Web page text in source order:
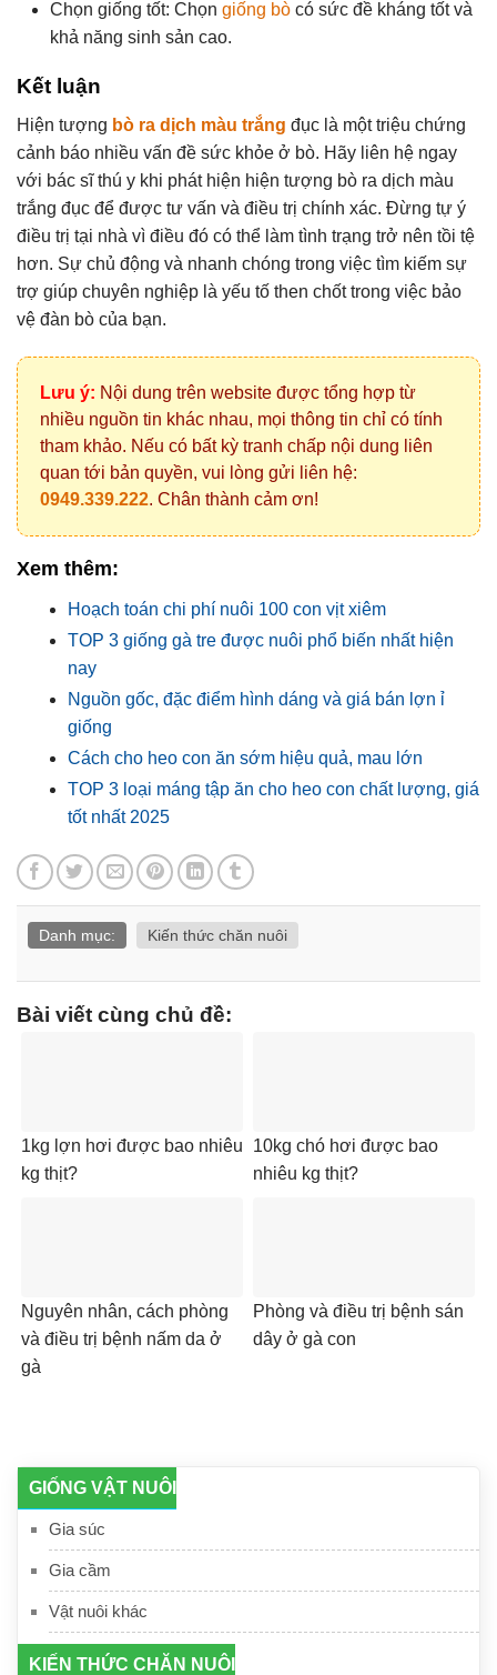
GIỐNG VẬT NUÔI
Gia súc
Gia cầm
Vật nuôi khác
KIẾN THỨC CHĂN NUÔI
Chọn giống tốt: Chọn giống bò có sức đề kháng tốt và
khả năng sinh sản cao.
Kết luận
Hiện tượng bò ra dịch màu trắng đục là một triệu chứng
cảnh báo nhiều vấn đề sức khỏe ở bò. Hãy liên hệ ngay
với bác sĩ thú y khi phát hiện hiện tượng bò ra dịch màu
trắng đục để được tư vấn và điều trị chính xác. Đừng tự ý
điều trị tại nhà vì điều đó có thể làm tình trạng trở nên tồi tệ
hơn. Sự chủ động và nhanh chóng trong việc tìm kiếm sự
trợ giúp chuyên nghiệp là yếu tố then chốt trong việc bảo
vệ đàn bò của bạn.
Lưu ý: Nội dung trên website được tổng hợp từ
nhiều nguồn tin khác nhau, mọi thông tin chỉ có tính
tham khảo. Nếu có bất kỳ tranh chấp nội dung liên
quan tới bản quyền, vui lòng gửi liên hệ:
0949.339.222. Chân thành cảm ơn!
Xem thêm:
Hoạch toán chi phí nuôi 100 con vịt xiêm
TOP 3 giống gà tre được nuôi phổ biến nhất hiện
nay
Nguồn gốc, đặc điểm hình dáng và giá bán lợn ỉ
giống
Cách cho heo con ăn sớm hiệu quả, mau lớn
TOP 3 loại máng tập ăn cho heo con chất lượng, giá
tốt nhất 2025
Danh mục: Kiến thức chăn nuôi
Bài viết cùng chủ đề:
1kg lợn hơi được bao nhiêu
kg thịt?
10kg chó hơi được bao
nhiêu kg thịt?
Nguyên nhân, cách phòng
và điều trị bệnh nấm da ở
gà
Phòng và điều trị bệnh sán
dây ở gà con